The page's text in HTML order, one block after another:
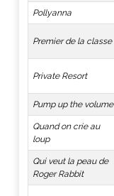
Pollyanna
Premier de la classe
Private Resort
Pump up the volume
Quand on crie au
loup
Qui veut la peau de
Roger Rabbit